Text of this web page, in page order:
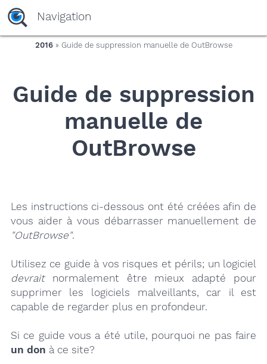
yaaaeag20
Navigation
2016» Guide de suppression manuelle de OutBrowse
Guide de suppression
manuelle de
OutBrowse
Les instructions ci-dessous ont été créées afin de
vous aider à vous débarrasser manuellement de
"OutBrowse".
Utilisez ce guide à vos risques et périls; un logiciel
devraitnormalement être mieux adapté pour
supprimer les logiciels malveillants, car il est
capable de regarder plus en profondeur.
Si ce guide vous a été utile, pourquoi ne pas faire
un don à ce site?